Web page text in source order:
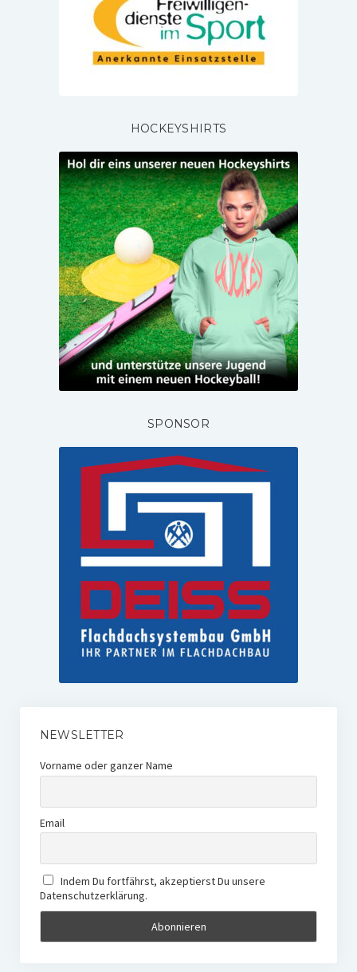
HOCKEYSHIRTS
SPONSOR
NEWSLETTER
Vorname oder ganzer Name
Email
Indem Du fortfährst, akzeptierst Du unsere
Datenschutzerklärung.